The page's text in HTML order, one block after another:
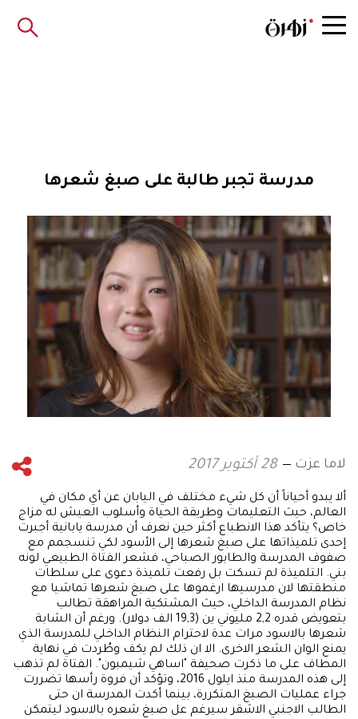
مدرسة تجبر طالبة على صبغ شعرها
لاما عزت 28 أكتوبر 2017
ألا يبدو أحياناً أن كل شيء مختلف في اليابان عن أي مكان في
العالم، حيث التعليمات وطريقة الحياة وأسلوب العيش له مزاج
خاص؟ يتأكد هذا الانطباع أكثر حين نعرف أن مدرسة يابانية أجبرت
إحدى تلميذاتها على صبغ شعرها إلى الأسود لكي تنسجمم مع
صفوف المدرسة والطابور الصباحي، فشعر الفتاة الطبيعي لونه
بني. التلميذة لم تسكت بل رفعت تلميذة دعوى على سلطات
منطقتها لان مدرسيها ارغموها على صبغ شعرها تماشيا مع
نظام المدرسة الداخلي، حيث المشتكية المراهقة تطالب
بتعويض قدره 2,2 مليوني ين (19,3 الف دولار). ورغم أن الشابة
شعرها بالاسود مرات عدة لاحترام النظام الداخلي للمدرسة الذي
يمنع الوان الشعر الاخرى. الا ان ذلك لم يكف وطُردت في نهاية
المطاف على ما ذكرت صحيفة "اساهي شيمبون". الفتاة لم تذهب
إلى هذه المدرسة منذ ايلول 2016، وتؤكد أن فروة رأسها تضررت
جراء عمليات الصبغ المتكررة، بينما أكدت المدرسة ان حتى
الطالب الاجنبي الاشقر سيرغم عل صبغ شعره بالاسود ليتمكن